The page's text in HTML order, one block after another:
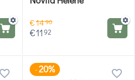
€1490
€1192
-20%